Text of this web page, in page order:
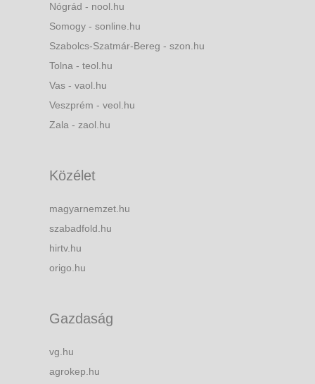
Nógrád - nool.hu
Somogy - sonline.hu
Szabolcs-Szatmár-Bereg - szon.hu
Tolna - teol.hu
Vas - vaol.hu
Veszprém - veol.hu
Zala - zaol.hu
Közélet
magyarnemzet.hu
szabadfold.hu
hirtv.hu
origo.hu
Gazdaság
vg.hu
agrokep.hu